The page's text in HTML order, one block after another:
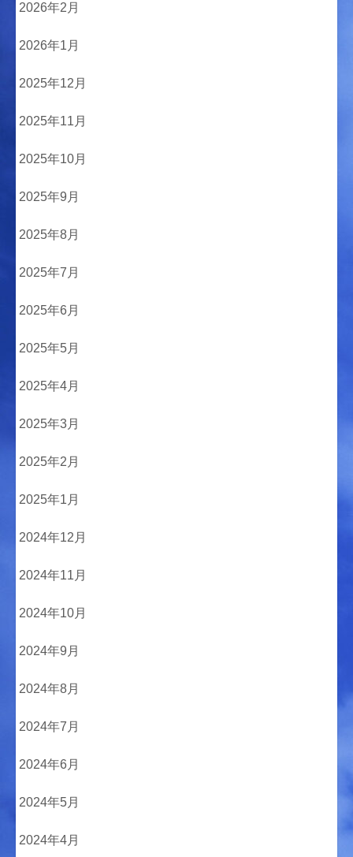
2026年2月
2026年1月
2025年12月
2025年11月
2025年10月
2025年9月
2025年8月
2025年7月
2025年6月
2025年5月
2025年4月
2025年3月
2025年2月
2025年1月
2024年12月
2024年11月
2024年10月
2024年9月
2024年8月
2024年7月
2024年6月
2024年5月
2024年4月